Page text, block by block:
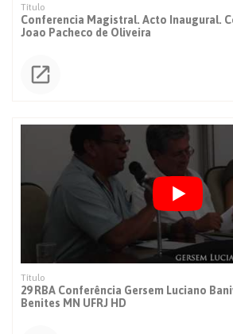
Conferencia Magistral. Acto Inaugural.
Joao Pacheco de Oliveira
29 RBA Conferência Gersem Luciano
Benites MN UFRJ HD